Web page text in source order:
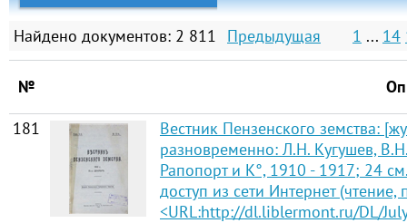
Найдено документов: 2 811 Предыдущая 1 ... 14
№
181
Вестник Пензенского земства:
разновременно: Л.Н. Кугушев,
Рапопорт и К°, 1910 - 1917; 24
доступ из сети Интернет
<URL:http://dl.liblermont.ru/DL/